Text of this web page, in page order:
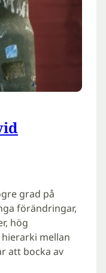
grad på
förändringar,
hög
mellan
att bocka av